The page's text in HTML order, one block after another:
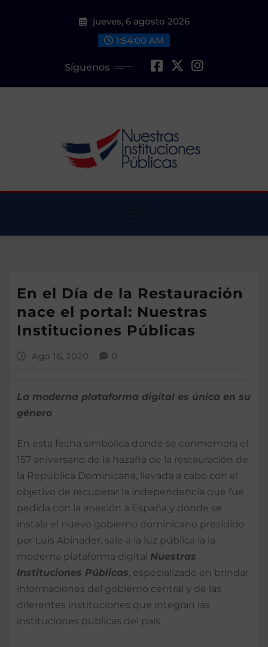
jueves, 6 agosto 2026
1:54:01 AM
Síguenos
En el Día de la Restauración
nace el portal: Nuestras
Instituciones Públicas
Ago 16, 2020 0
La moderna plataforma digital es única en su
género
En esta fecha simbólica donde se conmemora el
157 aniversario de la hazaña de la restauración de
la República Dominicana, llevada a cabo con el
objetivo de recuperar la independencia que fue
pedida con la anexión a España y donde se
instala el nuevo gobierno dominicano presidido
por Luis Abinader, sale a la luz pública la la
moderna plataforma digital Nuestras
Instituciones Públicas, especializado en brindar
informaciones del gobierno central y de las
diferentes instituciones que integran las
instituciones públicas del país.